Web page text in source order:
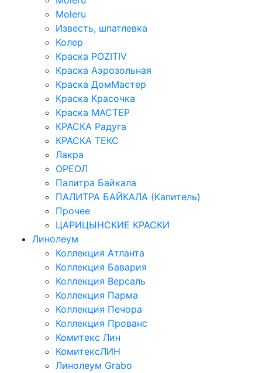
Moleru
Известь, шпатлевка
Колер
Краска POZITIV
Краска Аэрозольная
Краска ДомМастер
Краска Красочка
Краска МАСТЕР
КРАСКА Радуга
КРАСКА ТЕКС
Лакра
ОРЕОЛ
Палитра Байкала
ПАЛИТРА БАЙКАЛА (Капитель)
Прочее
ЦАРИЦЫНСКИЕ КРАСКИ
Линолеум
Коллекция Атланта
Коллекция Бавария
Коллекция Версаль
Коллекция Парма
Коллекция Печора
Коллекция Прованс
Комитекс Лин
КомитексЛИН
Линолеум Grabo